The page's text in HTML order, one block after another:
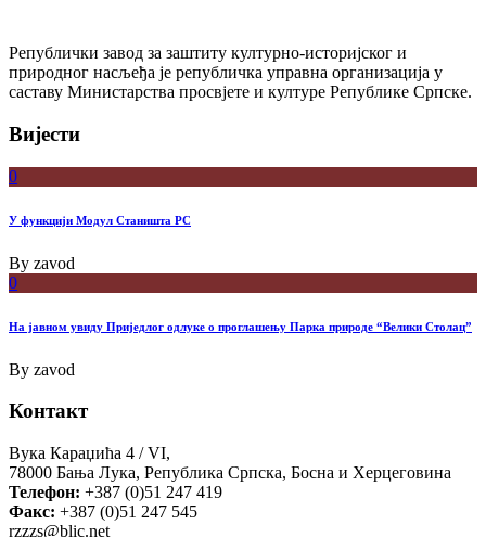
Републички завод за заштиту културно-историјског и
природног насљеђа је републичка управна организација у
саставу Министарства просвјете и културе Републике Српске.
Вијести
0
У функцији Модул Станишта РС
By zavod
0
На јавном увиду Приједлог oдлуке о проглашењу Парка природе “Велики Столац”
By zavod
Контакт
Вука Караџића 4 / VI,
78000 Бања Лука, Република Српска, Босна и Херцеговина
Телефон: +387 (0)51 247 419
Факс: +387 (0)51 247 545
rzzzs@blic.net